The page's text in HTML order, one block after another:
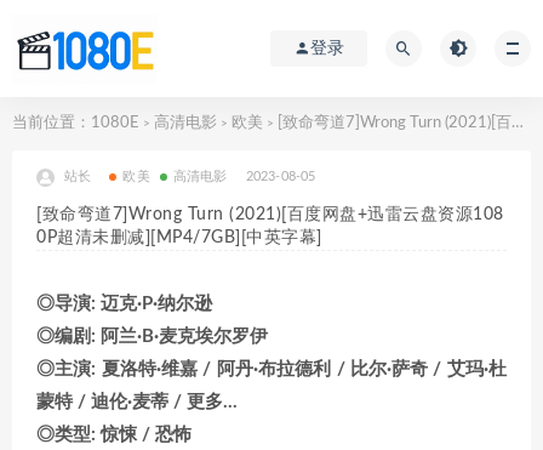
登录
当前位置： 1080E > 高清电影 > 欧美 > [致命弯道7]Wrong Turn (2021)[百度网盘+迅雷云盘资源1080P超清未删减][MP4/7GB][中英字幕]
站长 欧美 高清电影 2023-08-05
[致命弯道7]Wrong Turn (2021)[百度网盘+迅雷云盘资源108
0P超清未删减][MP4/7GB][中英字幕]
◎导演: 迈克·P·纳尔逊
◎编剧: 阿兰·B·麦克埃尔罗伊
◎主演: 夏洛特·维嘉 / 阿丹·布拉德利 / 比尔·萨奇 / 艾玛·杜
蒙特 / 迪伦·麦蒂 / 更多…
◎类型: 惊悚 / 恐怖